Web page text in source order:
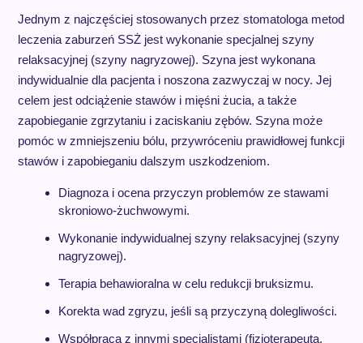
Jednym z najczęściej stosowanych przez stomatologa metod
leczenia zaburzeń SSŻ jest wykonanie specjalnej szyny
relaksacyjnej (szyny nagryzowej). Szyna jest wykonana
indywidualnie dla pacjenta i noszona zazwyczaj w nocy. Jej
celem jest odciążenie stawów i mięśni żucia, a także
zapobieganie zgrzytaniu i zaciskaniu zębów. Szyna może
pomóc w zmniejszeniu bólu, przywróceniu prawidłowej funkcji
stawów i zapobieganiu dalszym uszkodzeniom.
Diagnoza i ocena przyczyn problemów ze stawami
skroniowo-żuchwowymi.
Wykonanie indywidualnej szyny relaksacyjnej (szyny
nagryzowej).
Terapia behawioralna w celu redukcji bruksizmu.
Korekta wad zgryzu, jeśli są przyczyną dolegliwości.
Współpraca z innymi specjalistami (fizjoterapeuta,